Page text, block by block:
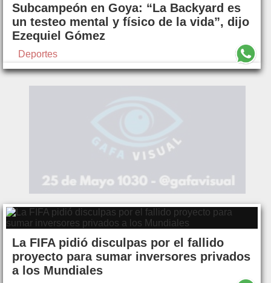
Subcampeón en Goya: “La Backyard es
un testeo mental y físico de la vida”, dijo
Ezequiel Gómez
Deportes
La FIFA pidió disculpas por el fallido
proyecto para sumar inversores privados
a los Mundiales